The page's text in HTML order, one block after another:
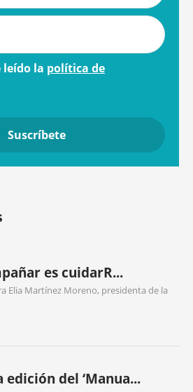
leído la política de
es cuidarR...
Elia Martínez Moreno, presidenta de la
edición del ‘Manua...